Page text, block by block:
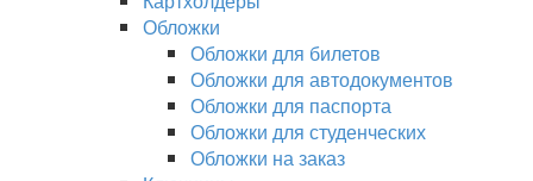
Обложки
Обложки для билетов
Обложки для автодокументов
Обложки для паспорта
Обложки для студенческих
Обложки на заказ